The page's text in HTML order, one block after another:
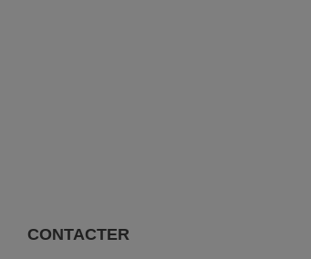
CONTACTER